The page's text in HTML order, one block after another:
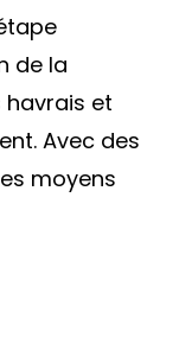
de la
et
Avec des
moyens